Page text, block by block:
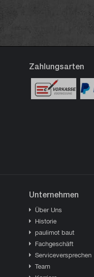
Zahlungsarten
Unternehmen
Über Uns
Historie
paulimot baut
Fachgeschäft
Serviceversprechen
Team